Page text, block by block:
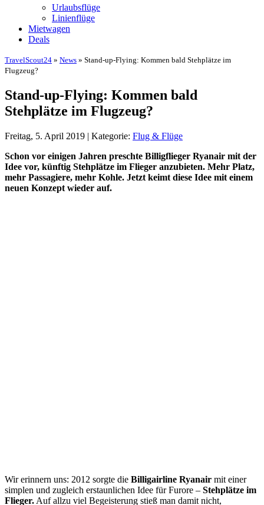
Urlaubsflüge
Linienflüge
Mietwagen
Deals
TravelScout24 » News » Stand-up-Flying: Kommen bald Stehplätze im
Flugzeug?
Stand-up-Flying: Kommen bald
Stehplätze im Flugzeug?
Freitag, 5. April 2019 | Kategorie: Flug & Flüge
Schon vor einigen Jahren preschte Billigflieger Ryanair mit der
Idee vor, künftig Stehplätze im Flieger anzubieten. Mehr Platz,
mehr Passagiere, mehr Kohle. Jetzt keimt diese Idee mit einem
neuen Konzept wieder auf.
Wir erinnern uns: 2012 sorgte die Billigairline Ryanair mit einer
simplen und zugleich erstaunlichen Idee für Furore – Stehplätze im
Flieger. Auf allzu viel Begeisterung stieß man damit nicht,